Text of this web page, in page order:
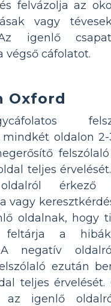
felvázolja az
vagy
igenlő
végső cáfolatot.
Oxford
mindkét oldalon
teljes
érkező
vagy
oldalnak, hogy
feltárja a
negatív
ezután
teljes érvelését.
igenlő